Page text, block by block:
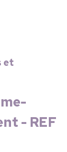
et
- REF